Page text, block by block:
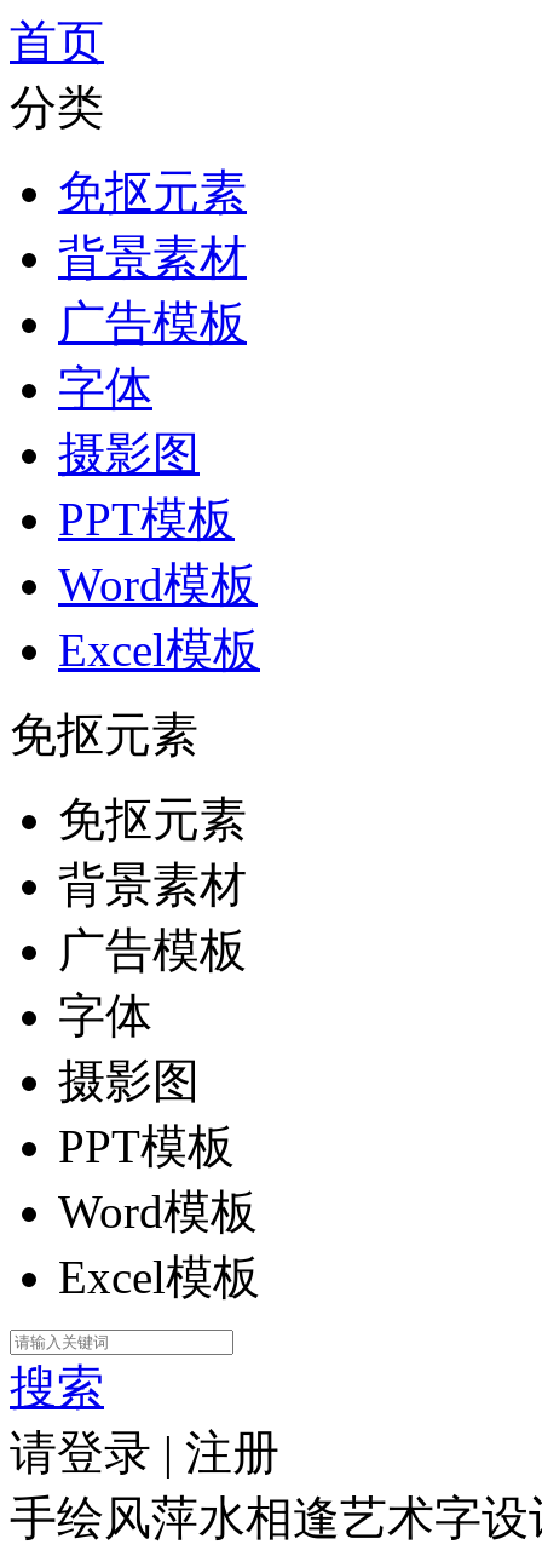
首页
分类
免抠元素
背景素材
广告模板
字体
摄影图
PPT模板
Word模板
Excel模板
免抠元素
免抠元素
背景素材
广告模板
字体
摄影图
PPT模板
Word模板
Excel模板
搜索
请登录 | 注册
手绘风萍水相逢艺术字设